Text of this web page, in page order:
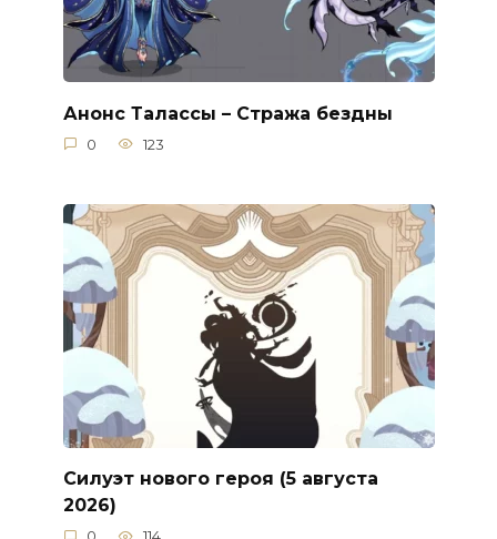
Анонс Талассы – Стража бездны
0 123
Силуэт нового героя (5 августа
2026)